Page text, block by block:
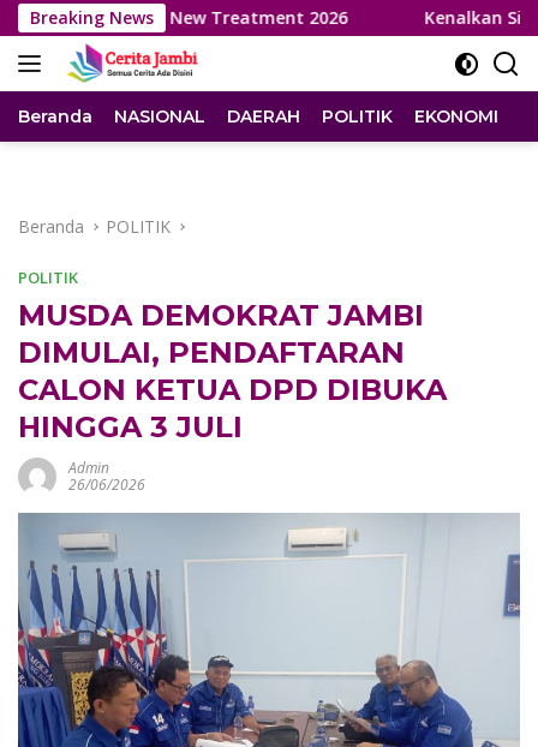
Langsung
ke
konten
Breaking News
New Treatment 2026 Kenalkan Sistem Kuliah
Beranda NASIONAL DAERAH POLITIK EKONOMI
Beranda POLITIK
POLITIK
MUSDA DEMOKRAT JAMBI
DIMULAI, PENDAFTARAN
CALON KETUA DPD DIBUKA
HINGGA 3 JULI
Admin
26/06/2026